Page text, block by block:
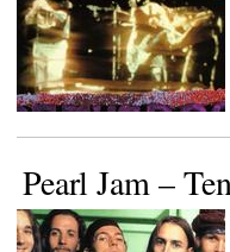
Pearl Jam –